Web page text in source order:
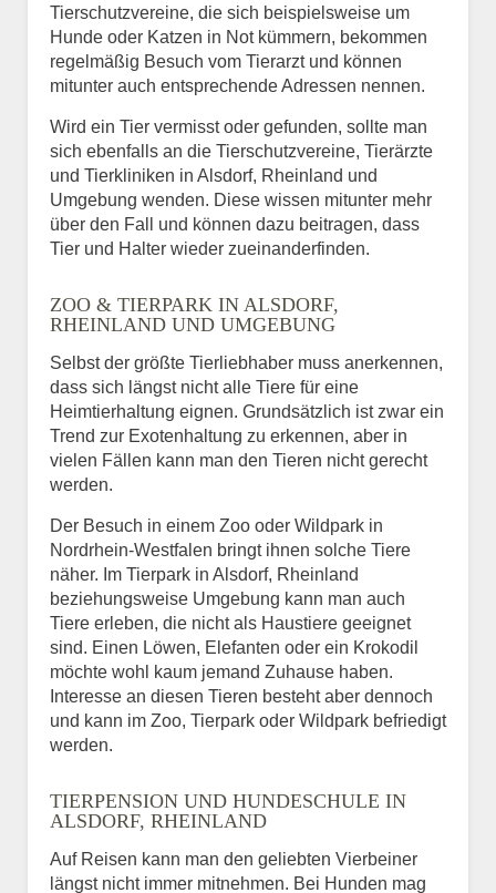
Tierschutzvereine, die sich beispielsweise um
Hunde oder Katzen in Not kümmern, bekommen
regelmäßig Besuch vom Tierarzt und können
mitunter auch entsprechende Adressen nennen.
Wird ein Tier vermisst oder gefunden, sollte man
sich ebenfalls an die Tierschutzvereine, Tierärzte
und Tierkliniken in Alsdorf, Rheinland und
Umgebung wenden. Diese wissen mitunter mehr
über den Fall und können dazu beitragen, dass
Tier und Halter wieder zueinanderfinden.
ZOO & TIERPARK IN ALSDORF,
RHEINLAND UND UMGEBUNG
Selbst der größte Tierliebhaber muss anerkennen,
dass sich längst nicht alle Tiere für eine
Heimtierhaltung eignen. Grundsätzlich ist zwar ein
Trend zur Exotenhaltung zu erkennen, aber in
vielen Fällen kann man den Tieren nicht gerecht
werden.
Der Besuch in einem Zoo oder Wildpark in
Nordrhein-Westfalen bringt ihnen solche Tiere
näher. Im Tierpark in Alsdorf, Rheinland
beziehungsweise Umgebung kann man auch
Tiere erleben, die nicht als Haustiere geeignet
sind. Einen Löwen, Elefanten oder ein Krokodil
möchte wohl kaum jemand Zuhause haben.
Interesse an diesen Tieren besteht aber dennoch
und kann im Zoo, Tierpark oder Wildpark befriedigt
werden.
TIERPENSION UND HUNDESCHULE IN
ALSDORF, RHEINLAND
Auf Reisen kann man den geliebten Vierbeiner
längst nicht immer mitnehmen. Bei Hunden mag